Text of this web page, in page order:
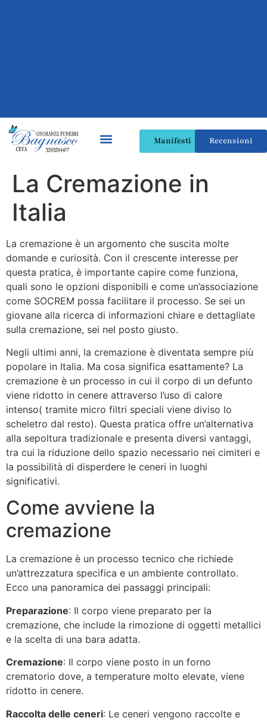
Manifesti Recensioni
La Cremazione in
Italia
La cremazione è un argomento che suscita molte
domande e curiosità. Con il crescente interesse per
questa pratica, è importante capire come funziona,
quali sono le opzioni disponibili e come un’associazione
come SOCREM possa facilitare il processo. Se sei un
giovane alla ricerca di informazioni chiare e dettagliate
sulla cremazione, sei nel posto giusto.
Negli ultimi anni, la cremazione è diventata sempre più
popolare in Italia. Ma cosa significa esattamente? La
cremazione è un processo in cui il corpo di un defunto
viene ridotto in cenere attraverso l’uso di calore
intenso( tramite micro filtri speciali viene diviso lo
scheletro dal resto). Questa pratica offre un’alternativa
alla sepoltura tradizionale e presenta diversi vantaggi,
tra cui la riduzione dello spazio necessario nei cimiteri e
la possibilità di disperdere le ceneri in luoghi
significativi.
Come avviene la
cremazione
La cremazione è un processo tecnico che richiede
un’attrezzatura specifica e un ambiente controllato.
Ecco una panoramica dei passaggi principali:
Preparazione: Il corpo viene preparato per la
cremazione, che include la rimozione di oggetti metallici
e la scelta di una bara adatta.
Cremazione: Il corpo viene posto in un forno
crematorio dove, a temperature molto elevate, viene
ridotto in cenere.
Raccolta delle ceneri: Le ceneri vengono raccolte e